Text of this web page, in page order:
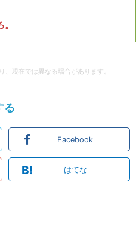
現在では異なる場合があります。
る
Facebook
B! はてな